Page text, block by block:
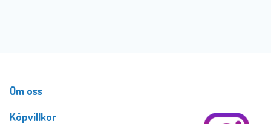
Om oss
Köpvillkor